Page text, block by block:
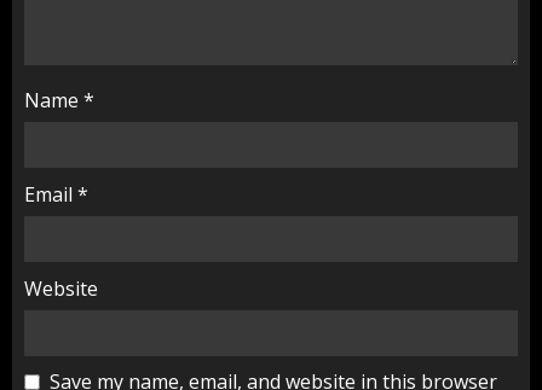
Name *
Email *
Website
Save my name, email, and website in this browser